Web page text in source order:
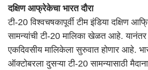
दक्षिण आफ्रेकेचा भारत दौरा
टी-20 विश्वचषकापूर्वी टीम इंडिया दक्षिण
सामन्यांची टी-20 मालिका खेळत आहे.
एकदिवसीय मालिकेला सुरुवात होणार आहे.
ऑक्टोबरला दुसऱ्या टी-20 सामन्यासाठी